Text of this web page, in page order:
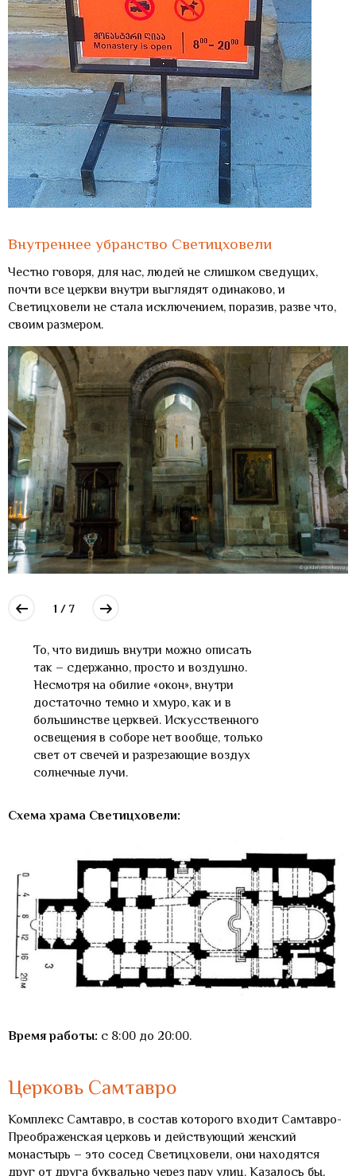
Внутреннее убранство Светицховели
Честно говоря, для нас, людей не слишком сведущих,
почти все церкви внутри выглядят одинаково, и
Светицховели не стала исключением, поразив, разве что,
своим размером.
1 / 7
То, что видишь внутри можно описать
так – сдержанно, просто и воздушно.
Несмотря на обилие «окон», внутри
достаточно темно и хмуро, как и в
большинстве церквей. Искусственного
освещения в соборе нет вообще, только
свет от свечей и разрезающие воздух
солнечные лучи.
Схема храма Светицховели:
Время работы: с 8:00 до 20:00.
Церковь Самтавро
Комплекс Самтавро, в состав которого входит Самтавро-
Преображенская церковь и действующий женский
монастырь – это сосед Светицховели, они находятся
друг от друга буквально через пару улиц. Казалось бы,